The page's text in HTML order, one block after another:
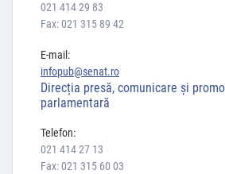
021 414 29 83
Fax: 021 315 89 42
E-mail:
infopub@senat.ro
Direcția presă, comunicare și
parlamentară
Telefon:
021 414 27 13
Fax: 021 315 60 03